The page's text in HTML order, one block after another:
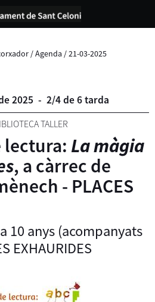
/Agenda /21-03-2025
2025 - 2/4 de 6 tarda
TALLER
lectura: La màgia
, a càrrec de
- PLACES
10 anys (acompanyats
EXHAURIDES